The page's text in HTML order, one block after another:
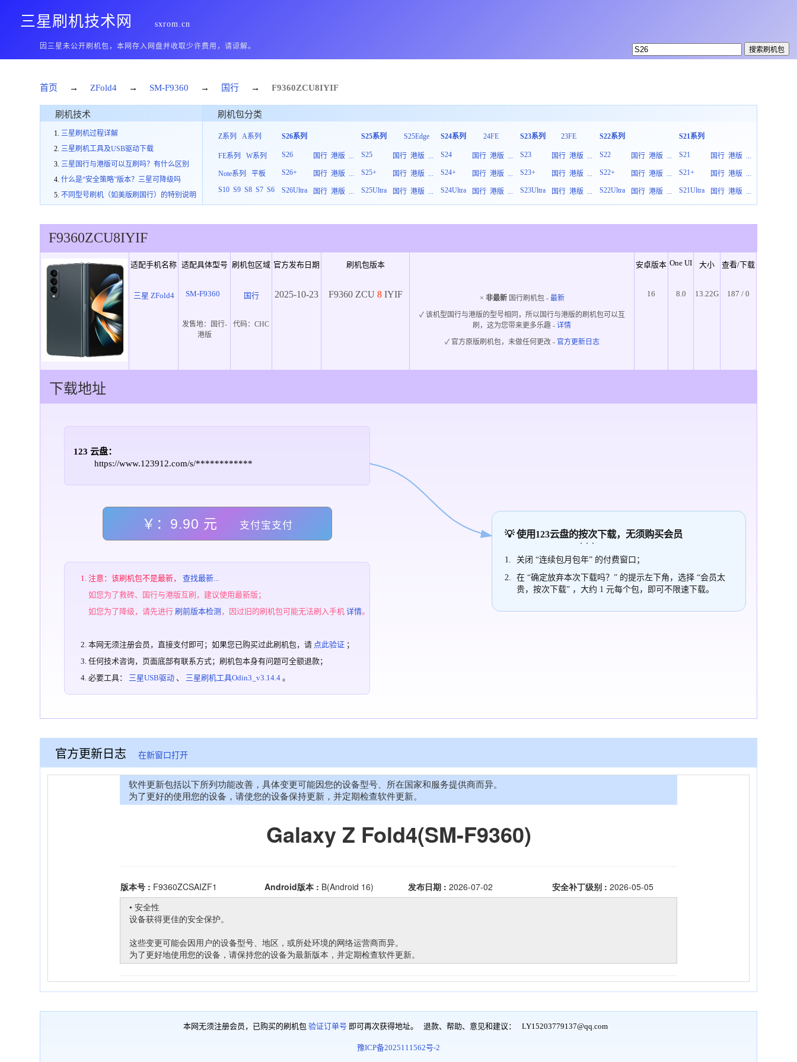
三星刷机技术网 sxrom.cn
因三星未公开刷机包，本网存入网盘并收取少许费用，请谅解。
首页 → ZFold4 → SM-F9360 → 国行 → F9360ZCU8IYIF
刷机技术
三星刷机过程详解
三星刷机工具及USB驱动下载
三星国行与港版可以互刷吗？有什么区别
什么是“安全策略”版本？三星可降级吗
不同型号刷机（如美版刷国行）的特别说明
刷机包分类
Z系列 A系列
FE系列 W系列
Note系列
平板
S10 S9 S8 S7 S6
S26系列
S26 国行 港版 ...
S26+
国行 港版 ...
S26Ultra
国行 港版 ...
S25系列 S25Edge
S25 国行 港版 ...
S25+
国行 港版 ...
S25Ultra
国行 港版 ...
S24系列 24FE
S24 国行 港版 ...
S24+
国行 港版 ...
S24Ultra
国行 港版 ...
S23系列 23FE
S23 国行 港版 ...
S23+
国行 港版 ...
S23Ultra
国行 港版 ...
S22系列
S22 国行 港版 ...
S22+
国行 港版 ...
S22Ultra
国行 港版 ...
S21系列
S21 国行 港版 ...
S21+
国行 港版 ...
S21Ultra
国行 港版 ...
F9360ZCU8IYIF
适配手机名称 适配具体型号 刷机包区域 官方发布日期 刷机包版本 安卓版本 One UI 大小 查看/下载
三星 ZFold4 SM-F9360 国行 2025-10-23 F9360 ZCU 8 IYIF × 非最新国行刷机包 - 最新
✓ 该机型国行与港版的型号相同，所以国行与港版的刷机包可以互
刷，这为您带来更多乐趣 -详情
✓ 官方原版刷机包，未做任何更改 - 官方更新日志
16 8.0 13.22G 187 / 0
发售地：
国行-
港版
代码：CHC
下载地址
123 云盘：
https://www.123912.com/s/************
￥：9.90 元 支付宝支付
注意：该刷机包不是最新，查找最新...
如您为了救砖、国行与港版互刷，建议使用最新版；
如您为了降级，请先进行 刷前版本检测 ，因过旧的刷机包可能无法刷入手机详情。
本网无须注册会员，直接支付即可；如果您已购买过此刷机包，请 点此验证 ；
任何技术咨询，页面底部有联系方式；刷机包本身有问题可全额退款；
必要工具： 三星USB驱动 、 三星刷机工具Odin3_v3.14.4 。
💡 使用123云盘的按次下载，无须购买会员
关闭 “连续包月包年” 的付费窗口；
在 “确定放弃本次下载吗？” 的提示左下角，选择 “会员太
贵，按次下载” ，大约 1 元每个包，即可不限速下载。
官方更新日志在新窗口打开
本网无须注册会员，已购买的刷机包 验证订单号 即可再次获得地址。 退款、帮助、意见和建议： LY15203779137@qq.com
豫ICP备2025111562号-2